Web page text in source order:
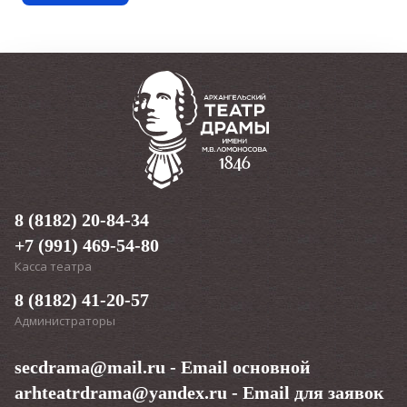
Текст «Поморских узлов» написала Нина Няникова. В
этом сезоне это уже второй спектакль после «Долго и
счастливо», появившийся в Архдраме по её
«Спектакль - встреча с воспоминаниями
нашего города. У Архангельска много баек, небылиц
и «былиц», которые мы собрали и переработали в
спектакль. Как знаете, «омут памяти» из Гарри Поттера.
В нашем омуте байки водятся. Это про узлы на память,
про узлы, что нужно разрубить и любая ассоциация на
эту тему, думаю, будет верна. Хочу вместо того, чтобы
говорить зрителю «к чему-то готовиться»,
предложить —НЕ ГОТОВИТЬСЯ НИ К ЧЕМУ, а просто
быть. Для нас это тоже эксперимент, так что предлагаю
нам быть в одной лодке»
Няникова.
Братушев, Александр Зимин, Екатерина Калинина, Павел
Каныгин, Константин Мокров, Эдуард Мурушкин, Виктор
Мушковец, Юрий Прошин, Александр Субботин, Марина
8 (8182) 20-84-34
+7 (991) 469-54-80
Касса театра
8 (8182) 41-20-57
Администраторы
secdrama@mail.ru - Email основной
arhteatrdrama@yandex.ru - Email для заявок